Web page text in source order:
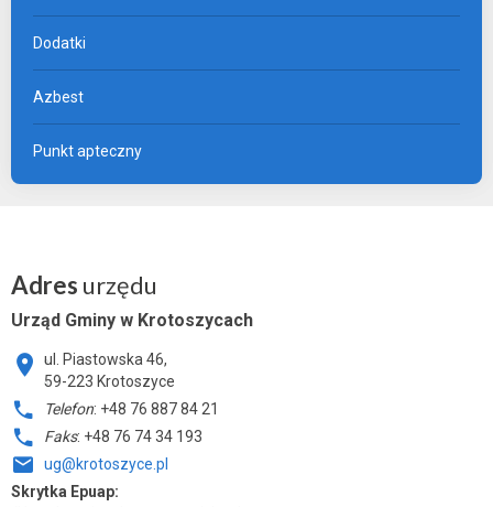
Dodatki
Azbest
Punkt apteczny
Adres urzędu
Urząd Gminy w Krotoszycach
ul. Piastowska 46,
59-223 Krotoszyce
Telefon: +48 76 887 84 21
Faks: +48 76 74 34 193
ug@krotoszyce.pl
Skrytka Epuap: